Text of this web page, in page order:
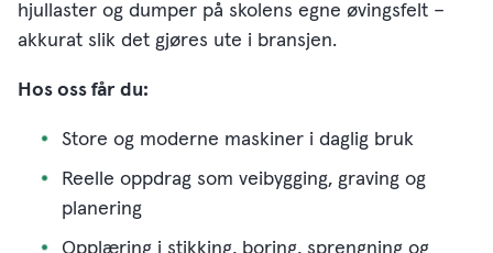
hjullaster og dumper på skolens egne øvingsfelt –
akkurat slik det gjøres ute i bransjen.
Hos oss får du:
Store og moderne maskiner i daglig bruk
Reelle oppdrag som veibygging, graving og
planering
Opplæring i stikking, boring, sprengning og